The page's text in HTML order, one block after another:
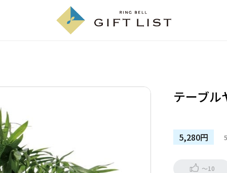
テーブル
5,280円
～10